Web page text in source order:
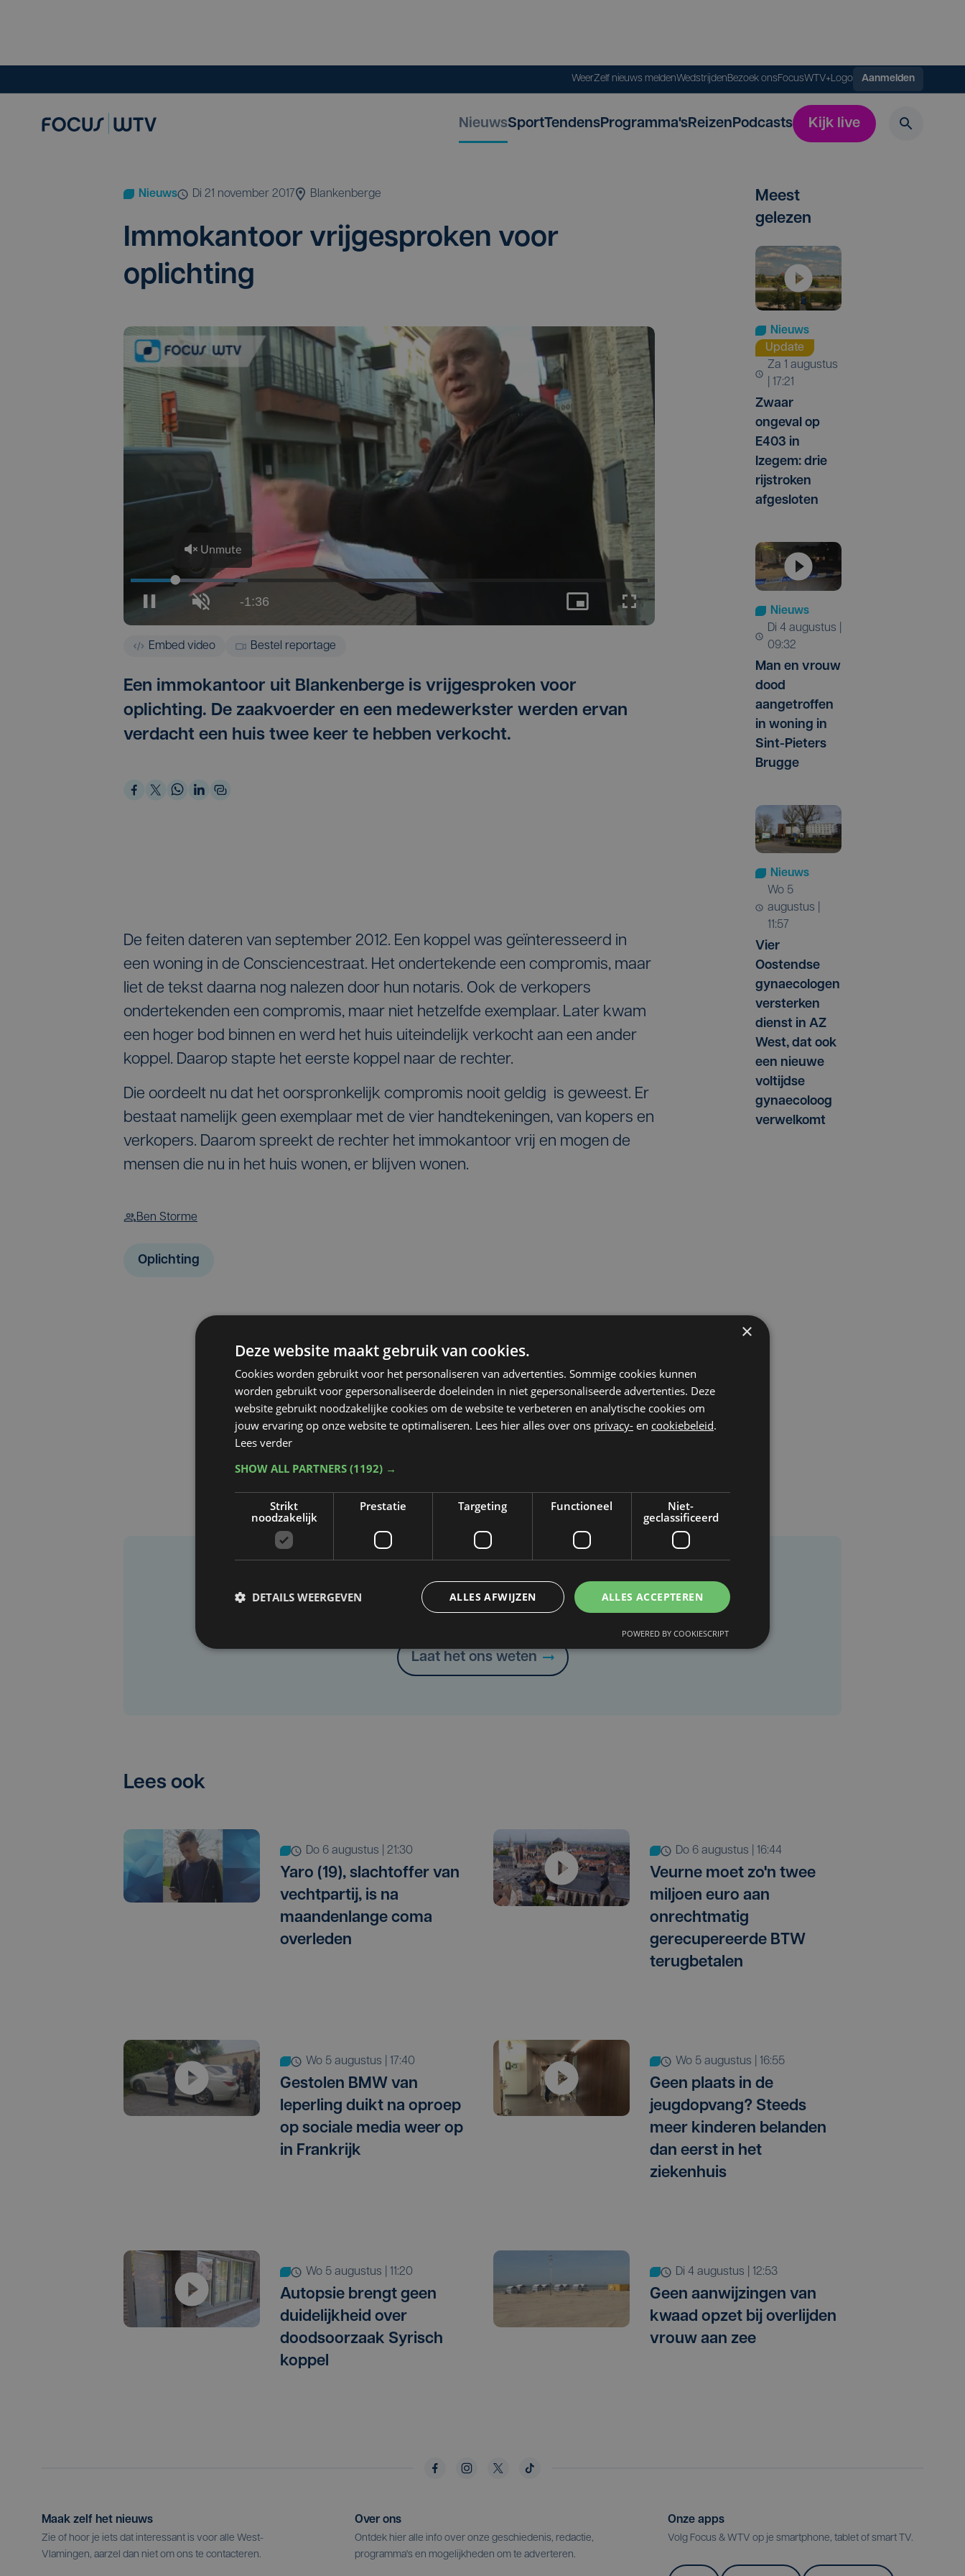
WeerZelf nieuws meldenWedstrijdenBezoek onsFocusWTV+Logo Aanmelden
NieuwsSportTendensProgramma'sReizenPodcasts Kijk live
Nieuws di 21 november 2017 Blankenberge
Immo­kan­toor vrij­ge­spro­ken voor
oplichting
Embed video Bestel reportage
Een immokantoor uit Blankenberge is vrijgesproken voor
oplichting. De zaakvoerder en een medewerkster werden ervan
verdacht een huis twee keer te hebben verkocht.
De feiten dateren van september 2012. Een koppel was geïnteresseerd in
een woning in de Consciencestraat. Het ondertekende een compromis, maar
liet de tekst daarna nog nalezen door hun notaris. Ook de verkopers
ondertekenden een compromis, maar niet hetzelfde exemplaar. Later kwam
een hoger bod binnen en werd het huis uiteindelijk verkocht aan een ander
koppel. Daarop stapte het eerste koppel naar de rechter.
Die oordeelt nu dat het oorspronkelijk compromis nooit geldig is geweest. Er
bestaat namelijk geen exemplaar met de vier handtekeningen, van kopers en
verkopers. Daarom spreekt de rechter het immokantoor vrij en mogen de
mensen die nu in het huis wonen, er blijven wonen.
Ben Storme
Oplichting
Meest
gelezen
Nieuws
Update
za 1 augustus
| 17:21
Zwaar
ongeval op
E403 in
Izegem: drie
rijstroken
afgesloten
Nieuws
di 4 augustus |
09:32
Man en vrouw
dood
aangetroffen
in woning in
Sint-Pieters
Brugge
Nieuws
wo 5
augustus |
11:57
Vier
Oostendse
gynaecologen
versterken
dienst in AZ
West, dat ook
een nieuwe
voltijdse
gynaecoloog
verwelkomt
Taalfout opgemerkt?
Heb je een taal- of schrijffout opgemerkt in dit artikel?
Laat het ons weten
Lees ook
do 6 augustus | 21:30
Yaro (19), slachtoffer van
vechtpartij, is na
maandenlange coma
overleden
do 6 augustus | 16:44
Veurne moet zo'n twee
miljoen euro aan
onrechtmatig
gerecupereerde BTW
terugbetalen
wo 5 augustus | 17:40
Gestolen BMW van
Ieperling duikt na oproep
op sociale media weer op
in Frankrijk
wo 5 augustus | 16:55
Geen plaats in de
jeugdopvang? Steeds
meer kinderen belanden
dan eerst in het
ziekenhuis
wo 5 augustus | 11:20
Autopsie brengt geen
duidelijkheid over
doodsoorzaak Syrisch
koppel
di 4 augustus | 12:53
Geen aanwijzingen van
kwaad opzet bij overlijden
vrouw aan zee
Maak zelf het nieuws
Zie of hoor je iets dat interessant is voor alle West-
Vlamingen, aarzel dan niet om ons te contacteren.
Over ons
Ontdek hier alle info over onze geschiedenis, redactie,
programma's en mogelijkheden om te adverteren.
Onze apps
Volg Focus & WTV op je smartphone, tablet of smart TV.
×
Deze website maakt gebruik van cookies.
Cookies worden gebruikt voor het personaliseren van advertenties. Sommige cookies kunnen
worden gebruikt voor gepersonaliseerde doeleinden in niet gepersonaliseerde advertenties. Deze
website gebruikt noodzakelijke cookies om de website te verbeteren en analytische cookies om
jouw ervaring op onze website te optimaliseren. Lees hier alles over ons privacy- en cookiebeleid.
Lees verder
SHOW ALL PARTNERS (1192) →
Strikt
noodzakelijk
Prestatie Targeting Functioneel
Niet-
geclassificeerd
ALLES ACCEPTEREN
ALLES AFWIJZEN
DETAILS WEERGEVEN
POWERED BY COOKIESCRIPT